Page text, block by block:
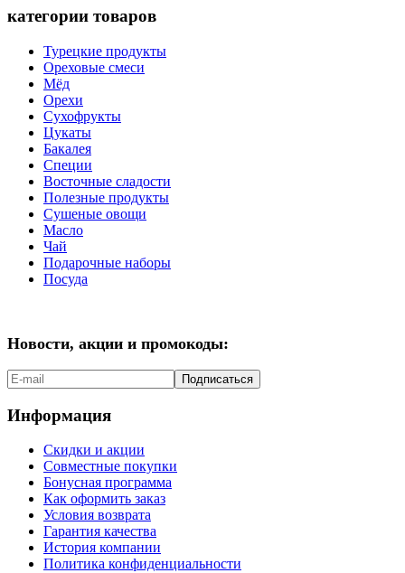
категории товаров
Турецкие продукты
Ореховые смеси
Мёд
Орехи
Сухофрукты
Цукаты
Бакалея
Специи
Восточные сладости
Полезные продукты
Сушеные овощи
Масло
Чай
Подарочные наборы
Посуда
Новости, акции и промокоды:
Подписаться
Информация
Скидки и акции
Совместные покупки
Бонусная программа
Как оформить заказ
Условия возврата
Гарантия качества
История компании
Политика конфиденциальности